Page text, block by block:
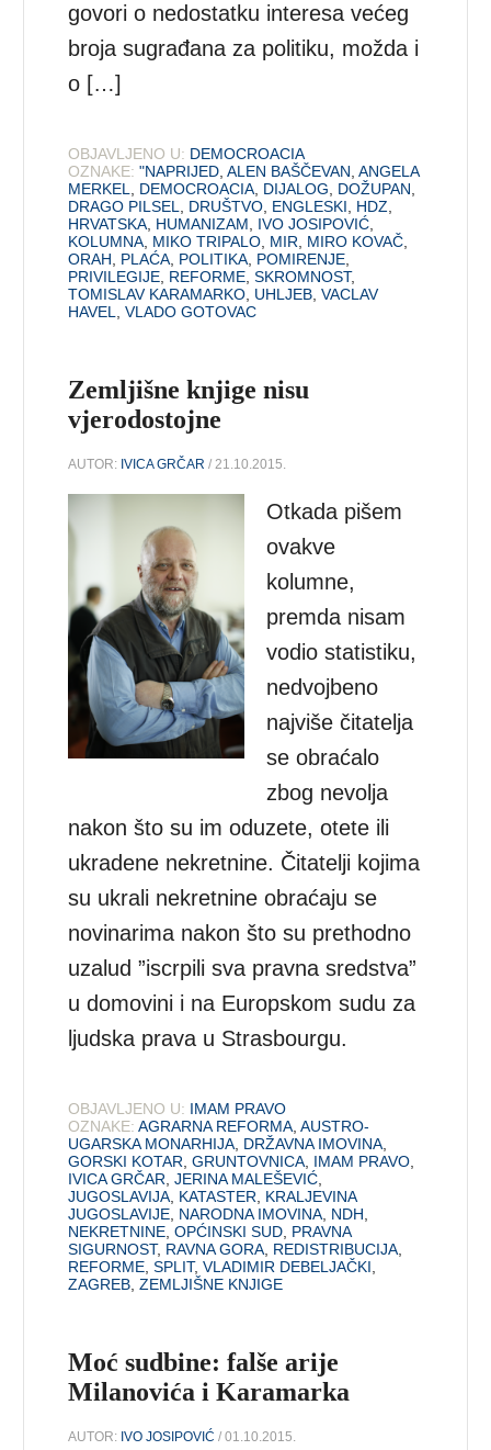
govori o nedostatku interesa većeg
broja sugrađana za politiku, možda i
o […]
OBJAVLJENO U: DEMOCROACIA
OZNAKE: "NAPRIJED ,ALEN BAŠČEVAN ,ANGELA
MERKEL
DEMOCROACIA DIJALOG DOŽUPAN
DRAGO PILSEL
DRUŠTVO ENGLESKI HDZ
HRVATSKA HUMANIZAM IVO JOSIPOVIĆ
KOLUMNA MIKO TRIPALO MIR MIRO KOVAČ
ORAH
PLAĆA POLITIKA POMIRENJE
PRIVILEGIJE REFORME ,SKROMNOST,
TOMISLAV KARAMARKO UHLJEB ,VACLAV
HAVEL
,VLADO GOTOVAC
Zemljišne knjige nisu
vjerodostojne
AUTOR: IVICA GRČAR / 21.10.2015.
Otkada pišem
ovakve
kolumne,
premda nisam
vodio statistiku,
nedvojbeno
najviše čitatelja
se obraćalo
zbog nevolja
nakon što su im oduzete, otete ili
ukradene nekretnine. Čitatelji kojima
su ukrali nekretnine obraćaju se
novinarima nakon što su prethodno
uzalud ”iscrpili sva pravna sredstva”
u domovini i na Europskom sudu za
ljudska prava u Strasbourgu.
OBJAVLJENO U: IMAM PRAVO
OZNAKE: AGRARNA REFORMA ,AUSTRO-
UGARSKA MONARHIJA DRŽAVNA IMOVINA
GORSKI KOTAR ,GRUNTOVNICA IMAM PRAVO
IVICA GRČAR ,JERINA MALEŠEVIĆ
JUGOSLAVIJA KATASTER
KRALJEVINA
JUGOSLAVIJE NARODNA IMOVINA NDH
NEKRETNINE ,OPĆINSKI SUD PRAVNA
SIGURNOST, RAVNA GORA REDISTRIBUCIJA
REFORME ,SPLIT,VLADIMIR DEBELJAČKI
ZAGREB ,ZEMLJIŠNE KNJIGE
Moć sudbine: falše arije
Milanovića i Karamarka
AUTOR: IVO JOSIPOVIĆ / 01.10.2015.